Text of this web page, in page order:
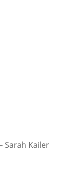
Sarah Kailer